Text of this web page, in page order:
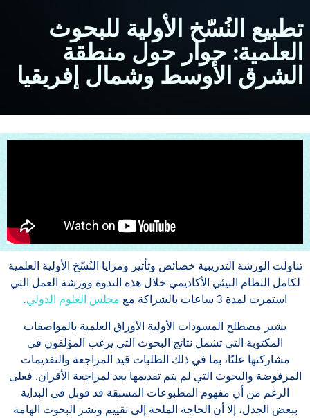
تطبيع النُسّخ الأولية للبحوث
العلمية: حوار حول منطقة
الشرق الأوسط وشمال إفريقيا
تناولت الورشة التدريبية خصائص وتأثير ومزايا النُسّخ الأولية العلمية
لكامل النظام البيئي الأكاديمي خلال هذه الندوة وورشة العمل التي
استمرت لمدة 3 ساعات بالشراكة مع
مجلس العلوم الدولي.
يشير مصطلح المسودات الأولية الأوراق العلمية بالمواصفات
المكتوبة التي تشمل نتائج البحوث التي يرغب المؤلفون في
مشاركتها علنًا، بما في ذلك الطلبات قيد المراجعة والتقديمات
المرفوضة والبحوث التي لم يتم تقديمها بعد لمراجعة الأقران. فعلى
الرغم من أن مفهوم المطبوعات المسبقة قد قوبل في البداية
ببعض الجدل، إلا أن الحاجة الملحة إلى تقييم ونشر البحوث الهامة